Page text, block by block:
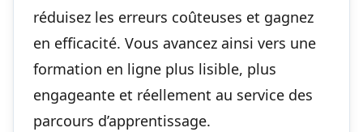
réduisez les erreurs coûteuses et gagnez
en efficacité. Vous avancez ainsi vers une
formation en ligne plus lisible, plus
engageante et réellement au service des
parcours d’apprentissage.